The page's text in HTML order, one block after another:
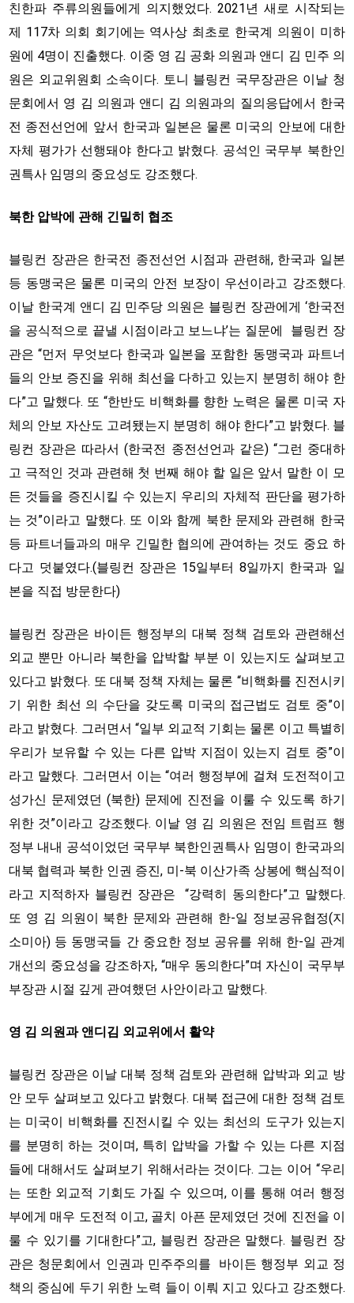
친한파 주류의원들에게 의지했었다. 2021년 새로 시작되는
제 117차 의회 회기에는 역사상 최초로 한국계 의원이 미하
원에 4명이 진출했다. 이중 영 김 공화 의원과 앤디 김 민주 의
원은 외교위원회 소속이다. 토니 블링컨 국무장관은 이날 청
문회에서 영 김 의원과 앤디 김 의원과의 질의응답에서 한국
전 종전선언에 앞서 한국과 일본은 물론 미국의 안보에 대한
자체 평가가 선행돼야 한다고 밝혔다. 공석인 국무부 북한인
권특사 임명의 중요성도 강조했다.
북한 압박에 관해 긴밀히 협조
블링컨 장관은 한국전 종전선언 시점과 관련해, 한국과 일본
등 동맹국은 물론 미국의 안전 보장이 우선이라고 강조했다.
이날 한국계 앤디 김 민주당 의원은 블링컨 장관에게 ‘한국전
을 공식적으로 끝낼 시점이라고 보느냐’는 질문에 블링컨 장
관은 “먼저 무엇보다 한국과 일본을 포함한 동맹국과 파트너
들의 안보 증진을 위해 최선을 다하고 있는지 분명히 해야 한
다”고 말했다. 또 “한반도 비핵화를 향한 노력은 물론 미국 자
체의 안보 자산도 고려됐는지 분명히 해야 한다”고 밝혔다. 블
링컨 장관은 따라서 (한국전 종전선언과 같은) “그런 중대하
고 극적인 것과 관련해 첫 번째 해야 할 일은 앞서 말한 이 모
든 것들을 증진시킬 수 있는지 우리의 자체적 판단을 평가하
는 것”이라고 말했다. 또 이와 함께 북한 문제와 관련해 한국
등 파트너들과의 매우 긴밀한 협의에 관여하는 것도 중요 하
다고 덧붙였다.(블링컨 장관은 15일부터 8일까지 한국과 일
본을 직접 방문한다)
블링컨 장관은 바이든 행정부의 대북 정책 검토와 관련해선
외교 뿐만 아니라 북한을 압박할 부분 이 있는지도 살펴보고
있다고 밝혔다. 또 대북 정책 자체는 물론 “비핵화를 진전시키
기 위한 최선 의 수단을 갖도록 미국의 접근법도 검토 중”이
라고 밝혔다. 그러면서 “일부 외교적 기회는 물론 이고 특별히
우리가 보유할 수 있는 다른 압박 지점이 있는지 검토 중”이
라고 말했다. 그러면서 이는 “여러 행정부에 걸쳐 도전적이고
성가신 문제였던 (북한) 문제에 진전을 이룰 수 있도록 하기
위한 것”이라고 강조했다. 이날 영 김 의원은 전임 트럼프 행
정부 내내 공석이었던 국무부 북한인권특사 임명이 한국과의
대북 협력과 북한 인권 증진, 미-북 이산가족 상봉에 핵심적이
라고 지적하자 블링컨 장관은 “강력히 동의한다”고 말했다.
또 영 김 의원이 북한 문제와 관련해 한-일 정보공유협정(지
소미아) 등 동맹국들 간 중요한 정보 공유를 위해 한-일 관계
개선의 중요성을 강조하자, “매우 동의한다”며 자신이 국무부
부장관 시절 깊게 관여했던 사안이라고 말했다.
영 김 의원과 앤디김 외교위에서 활약
블링컨 장관은 이날 대북 정책 검토와 관련해 압박과 외교 방
안 모두 살펴보고 있다고 밝혔다. 대북 접근에 대한 정책 검토
는 미국이 비핵화를 진전시킬 수 있는 최선의 도구가 있는지
를 분명히 하는 것이며, 특히 압박을 가할 수 있는 다른 지점
들에 대해서도 살펴보기 위해서라는 것이다. 그는 이어 “우리
는 또한 외교적 기회도 가질 수 있으며, 이를 통해 여러 행정
부에게 매우 도전적 이고, 골치 아픈 문제였던 것에 진전을 이
룰 수 있기를 기대한다”고, 블링컨 장관은 말했다. 블링컨 장
관은 청문회에서 인권과 민주주의를 바이든 행정부 외교 정
책의 중심에 두기 위한 노력 들이 이뤄 지고 있다고 강조했다.